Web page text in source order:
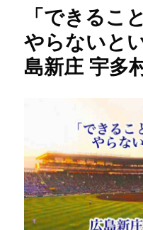
る
う
な
チ
を
目
指
し
て
い
ま
す」
足
の
た
め
の
晴
ら
し
の
よ
う
な
練
「できるこ
やらないと
島新庄 宇多